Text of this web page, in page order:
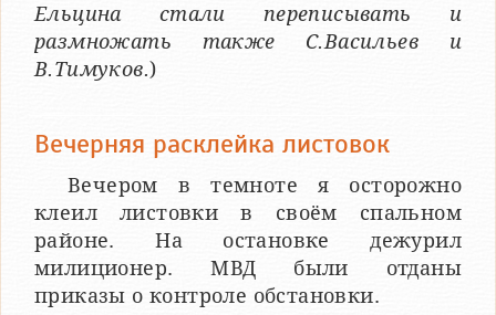
Ельцина стали переписывать и
размножать также С.Васильев и
В.Тимуков.)
Вечерняя расклейка листовок
Вечером в темноте я осторожно
клеил листовки в своём спальном
районе. На остановке дежурил
милиционер. МВД были отданы
приказы о контроле обстановки.